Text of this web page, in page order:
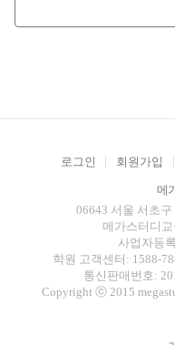
로그인 회원가입
메
06643 서울 서초
메가스터디
사업자등
학원 고객센터: 1588-
통신판매번호:
Copyright ⓒ 2015